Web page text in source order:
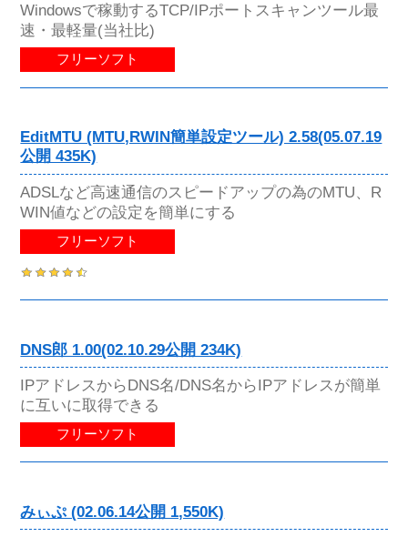
Windowsで稼動するTCP/IPポートスキャンツール最
速・最軽量(当社比)
フリーソフト
EditMTU (MTU,RWIN簡単設定ツール) 2.58(05.07.19
公開 435K)
ADSLなど高速通信のスピードアップの為のMTU、R
WIN値などの設定を簡単にする
フリーソフト
DNS郎 1.00(02.10.29公開 234K)
IPアドレスからDNS名/DNS名からIPアドレスが簡単
に互いに取得できる
フリーソフト
みぃぷ (02.06.14公開 1,550K)